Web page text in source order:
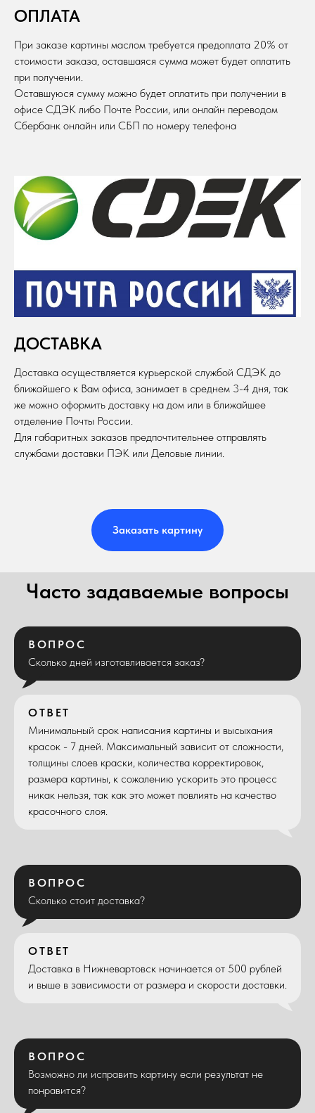
ОПЛАТА
При заказе картины маслом требуется предоплата 20% от
стоимости заказа, оставшаяся сумма может будет оплатить
при получении.
Оставшуюся сумму можно будет оплатить при получении в
офисе СДЭК либо Почте России, или онлайн переводом
Сбербанк онлайн или СБП по номеру телефона
ДОСТАВКА
Доставка осуществляется курьерской службой СДЭК до
ближайшего к Вам офиса, занимает в среднем 3-4 дня, так
же можно оформить доставку на дом или в ближайшее
отделение Почты России.
Для габаритных заказов предпочтительнее отправлять
службами доставки ПЭК или Деловые линии.
Заказать картину
Часто задаваемые вопросы
ВОПРОС
Сколько дней изготавливается заказ?
ОТВЕТ
Минимальный срок написания картины и высыхания
красок - 7 дней. Максимальный зависит от сложности,
толщины слоев краски, количества корректировок,
размера картины, к сожалению ускорить это процесс
никак нельзя, так как это может повлиять на качество
красочного слоя.
ВОПРОС
Сколько стоит доставка?
ОТВЕТ
Доставка в Нижневартовск начинается от 500 рублей
и выше в зависимости от размера и скорости доставки.
ВОПРОС
Возможно ли исправить картину если результат не
понравится?